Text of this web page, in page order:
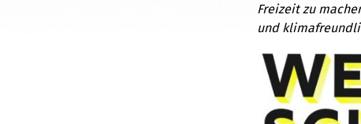
Freizeit zu
und